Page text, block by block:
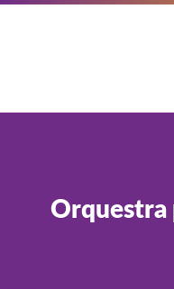
Orquestra